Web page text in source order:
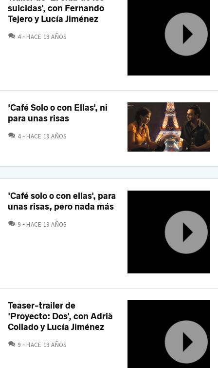
suicidas', con Fernando
Tejero y Lucía Jiménez
4 COMENTARIOS
HACE 19 AÑOS
'Café Solo o con Ellas', ni
para unas risas
4 COMENTARIOS
HACE 19 AÑOS
'Café solo o con ellas', para
unas risas, pero nada más
9 COMENTARIOS
HACE 19 AÑOS
Teaser-trailer de
'Proyecto: Dos', con Adrià
Collado y Lucía Jiménez
9 COMENTARIOS
HACE 19 AÑOS